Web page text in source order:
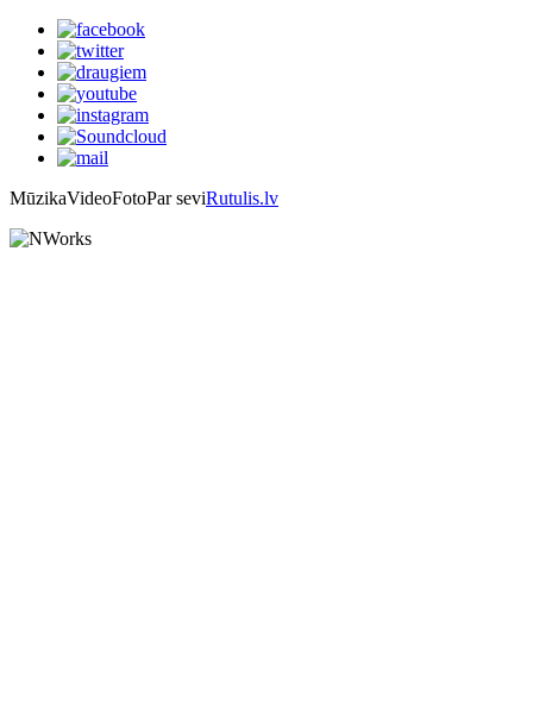
MūzikaVideoFotoPar seviRutulis.lv